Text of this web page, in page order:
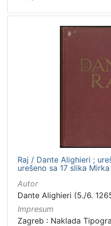
Raj / Dante Alighieri ;
urešeno sa 17 slika
Autor
Dante Alighieri (5./6.
Impresum
Zagreb : Naklada